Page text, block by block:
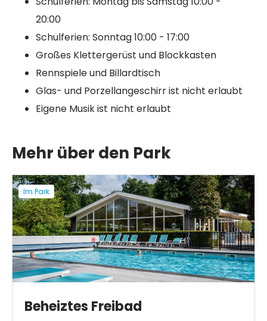
20:00
Schulferien: Sonntag 10:00 - 17:00
Großes Klettergerüst und Blockkasten
Rennspiele und Billardtisch
Glas- und Porzellangeschirr ist nicht erlaubt
Eigene Musik ist nicht erlaubt
Mehr über den Park
Im Park
Beheiztes Freibad